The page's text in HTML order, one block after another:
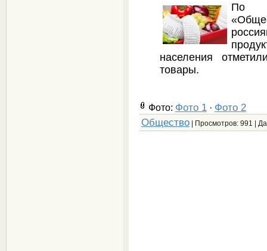
По
населения
товары.
Фото: Фото 1· Фото 2
Общество| Просмотров: 991 |